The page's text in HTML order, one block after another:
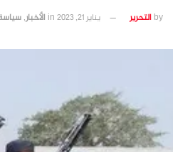
byالتحرير يناير 21, 2023 in الأخبار,